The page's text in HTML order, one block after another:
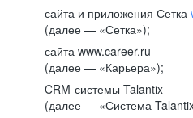
сайта и приложения Сетка
(далее — «Сетка»);
сайта www.career.ru
(далее — «Карьера»);
CRM-системы Talantix
(далее — «Система